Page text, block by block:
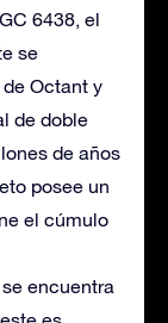
6438, el
se
Octant y
de doble
de años
posee un
el cúmulo
encuentra